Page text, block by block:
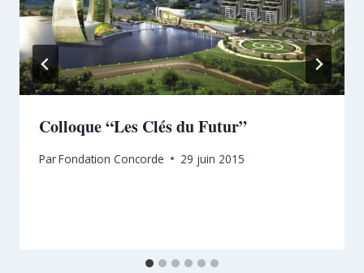
Colloque “Les Clés du Futur”
ParFondation Concorde 29 juin 2015